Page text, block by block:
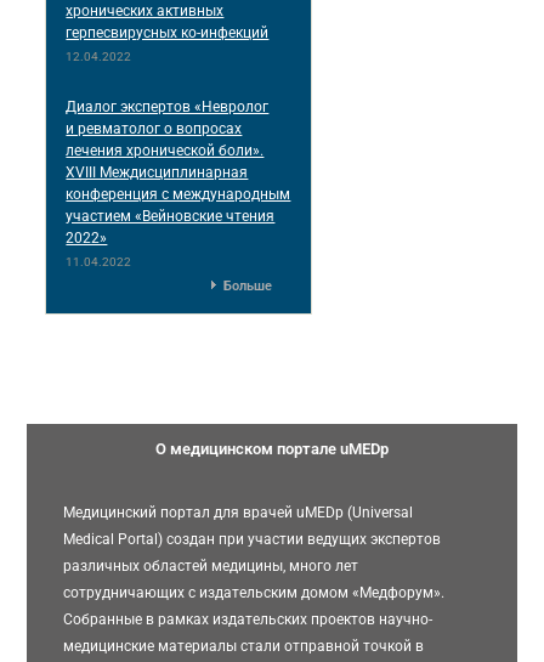
хронических активных
герпесвирусных ко-инфекций
12.04.2022
Диалог экспертов «Невролог
и ревматолог о вопросах
лечения хронической боли».
XVIII Междисциплинарная
конференция c международным
участием «Вейновские чтения
2022»
11.04.2022
Больше
О медицинском портале uMEDp
Медицинский портал для врачей uMEDp (Universal
Medical Portal) создан при участии ведущих экспертов
различных областей медицины, много лет
сотрудничающих с издательским домом «Медфорум».
Собранные в рамках издательских проектов научно-
медицинские материалы стали отправной точкой в